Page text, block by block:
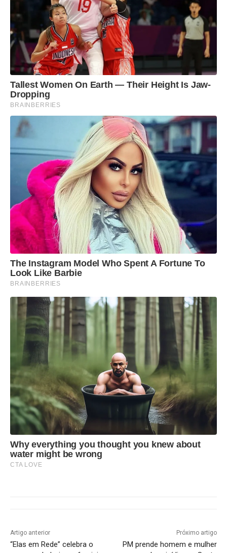
Tallest Women On Earth — Their Height Is Jaw-
Dropping
BRAINBERRIES
The Instagram Model Who Spent A Fortune To
Look Like Barbie
BRAINBERRIES
Why everything you thought you knew about
water might be wrong
CTA LOVE
Artigo anterior
“Elas em Rede” celebra o
Próximo artigo
PM prende homem e mulher